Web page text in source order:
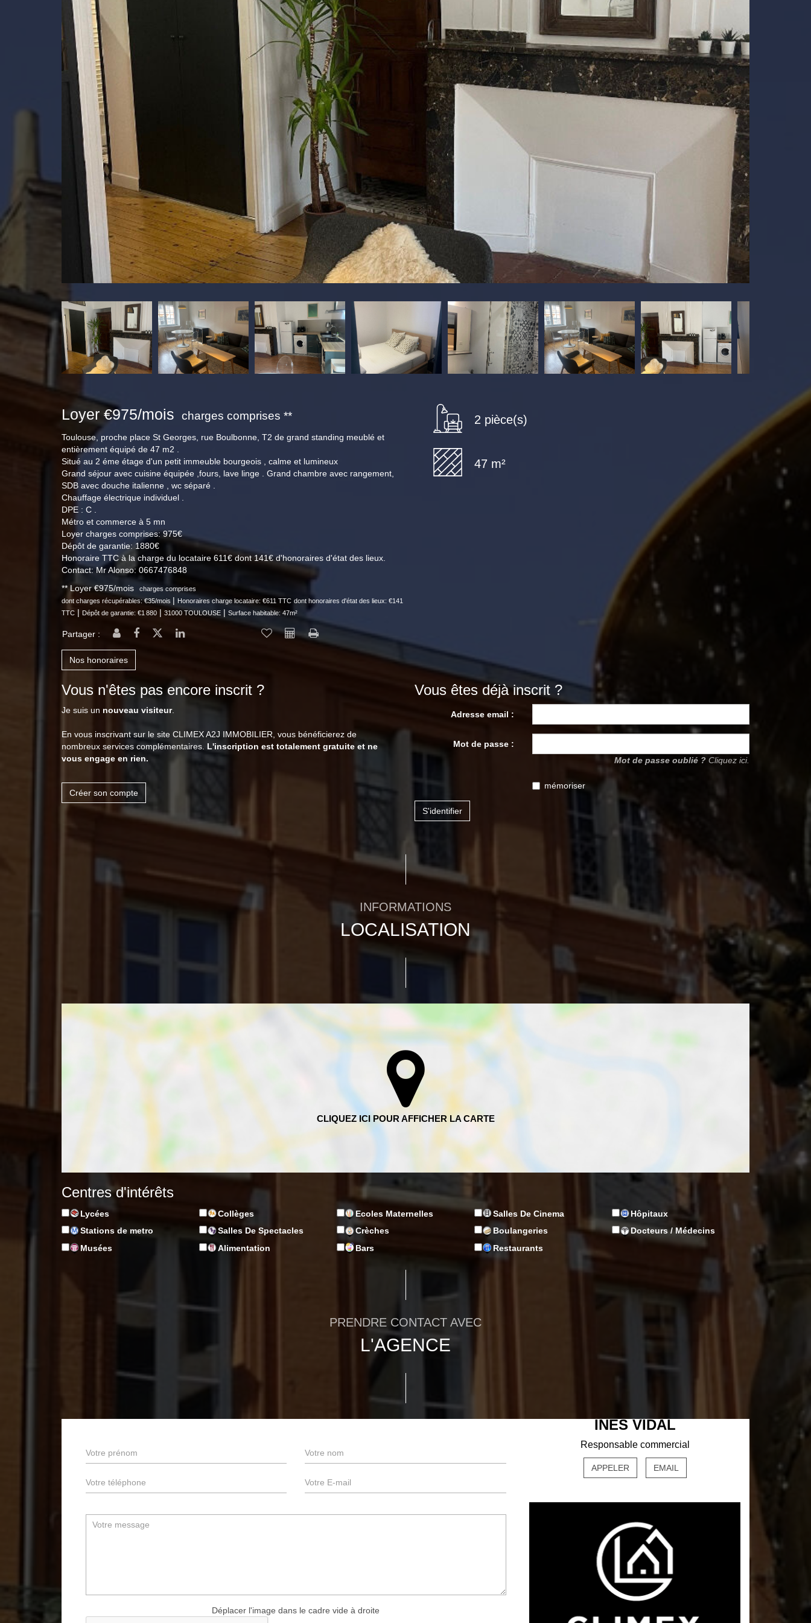
Loyer €975/mois charges comprises **
Toulouse, proche place St Georges, rue Boulbonne, T2 de grand standing meublé et
entièrement équipé de 47 m2 .
Situé au 2 éme étage d'un petit immeuble bourgeois , calme et lumineux
Grand séjour avec cuisine équipée ,fours, lave linge . Grand chambre avec rangement,
SDB avec douche italienne , wc séparé .
Chauffage électrique individuel .
DPE : C .
Métro et commerce à 5 mn
Loyer charges comprises: 975€
Dépôt de garantie: 1880€
Honoraire TTC à la charge du locataire 611€ dont 141€ d'honoraires d'état des lieux.
Contact: Mr Alonso: 0667476848
**Loyer €975/mois
charges comprises
dont charges récupérables: €35/mois | Honoraires charge locataire: €611 TTC dont honoraires d'état des lieux: €141
TTC | Dépôt de garantie: €1 880 | 31000 TOULOUSE | Surface habitable: 47m²
Partager :
Nos honoraires
2 pièce(s)
47 m²
Vous n'êtes pas encore inscrit ?
Je suis un nouveau visiteur.
En vous inscrivant sur le site CLIMEX A2J IMMOBILIER, vous bénéficierez de
nombreux services complémentaires. L'inscription est totalement gratuite et ne
vous engage en rien.
Créer son compte
Vous êtes déjà inscrit ?
Adresse email :
Mot de passe :
Mot de passe oublié ? Cliquez ici.
mémoriser
S'identifier
INFORMATIONS
LOCALISATION
Centres d'intérêts
Lycées Collèges Ecoles Maternelles Salles De Cinema
Hôpitaux
Stations de metro
Salles De Spectacles Crèches Boulangeries
Docteurs / Médecins
Musées
Alimentation Bars Restaurants
PRENDRE CONTACT AVEC
L'AGENCE
INES VIDAL
Responsable commercial
APPELER EMAIL
Déplacer l'image dans le cadre vide à droite